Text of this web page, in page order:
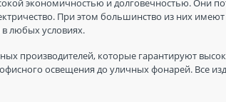
экономичностью и долговечностью. Они
При этом большинство из них
любых условиях.
производителей, которые гарантируют
освещения до уличных фонарей. Все